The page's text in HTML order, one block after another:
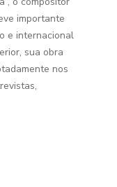
importante
e internacional
sua obra
nos